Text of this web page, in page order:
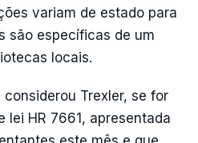
variam de estado para
são específicas de um
locais.
Trexler, se for
lei HR 7661, apresentada